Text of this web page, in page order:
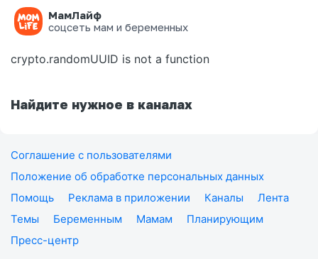
МамЛайф
соцсеть мам и беременных
Ошибка на странице
crypto.randomUUID is not a function
Найдите нужное в каналах
Соглашение с пользователями
Положение об обработке персональных данных
Помощь
Реклама в приложении Каналы
Лента
Темы
Беременным Мамам
Планирующим
Пресс-центр